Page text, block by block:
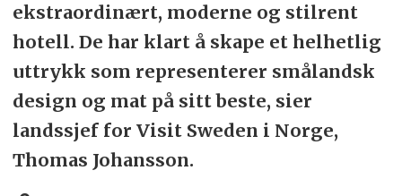
ekstraordinært, moderne og stilrent
hotell. De har klart å skape et helhetlig
uttrykk som representerer smålandsk
design og mat på sitt beste, sier
landssjef for Visit Sweden i Norge,
Thomas Johansson.